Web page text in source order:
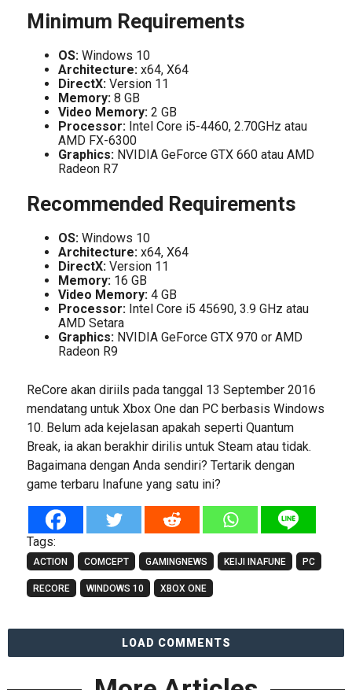
Minimum Requirements
OS:Windows 10
Architecture:x64, X64
DirectX:Version 11
Memory:8 GB
Video Memory:2 GB
Processor:Intel Core i5-4460, 2.70GHz atau
AMD FX-6300
Graphics:NVIDIA GeForce GTX 660 atau AMD
Radeon R7
Recommended Requirements
OS:Windows 10
Architecture:x64, X64
DirectX:Version 11
Memory:16 GB
Video Memory:4 GB
Processor:Intel Core i5 45690, 3.9 GHz atau
AMD Setara
Graphics:NVIDIA GeForce GTX 970 or AMD
Radeon R9
ReCore akan diriils pada tanggal 13 September 2016
mendatang untuk Xbox One dan PC berbasis Windows
10. Belum ada kejelasan apakah seperti Quantum
Break, ia akan berakhir dirilis untuk Steam atau tidak.
Bagaimana dengan Anda sendiri? Tertarik dengan
game terbaru Inafune yang satu ini?
Tags:
ACTION COMCEPT GAMINGNEWS KEIJI INAFUNE PC
RECORE WINDOWS 10 XBOX ONE
LOAD COMMENTS